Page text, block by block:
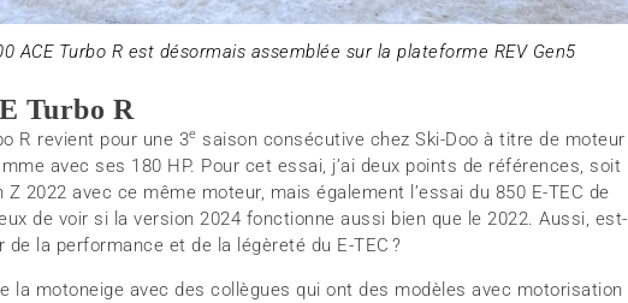
ACE Turbo R est désormais assemblée sur la plateforme REV Gen5
Turbo R
R revient pour une 3e saison consécutive chez Ski-Doo à titre de moteur
avec ses 180 HP. Pour cet essai, j’ai deux points de références, soit
2022 avec ce même moteur, mais également l’essai du 850 E-TEC de
de voir si la version 2024 fonctionne aussi bien que le 2022. Aussi, est-
de la performance et de la légèreté du E-TEC ?
la motoneige avec des collègues qui ont des modèles avec motorisation